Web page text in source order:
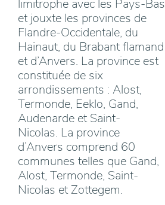
limitrophe avec les Pays-Bas
et jouxte les provinces de
Flandre-Occidentale, du
Hainaut, du Brabant flamand
et d’Anvers. La province est
constituée de six
arrondissements : Alost,
Termonde, Eeklo, Gand,
Audenarde et Saint-
Nicolas. La province
d’Anvers comprend 60
communes telles que Gand,
Alost, Termonde, Saint-
Nicolas et Zottegem.